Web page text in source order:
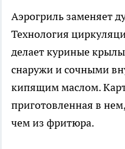
Аэрогриль заменяет
Технология
делает куриные
снаружи и сочными
кипящим маслом.
приготовленная в
чем из фритюра.